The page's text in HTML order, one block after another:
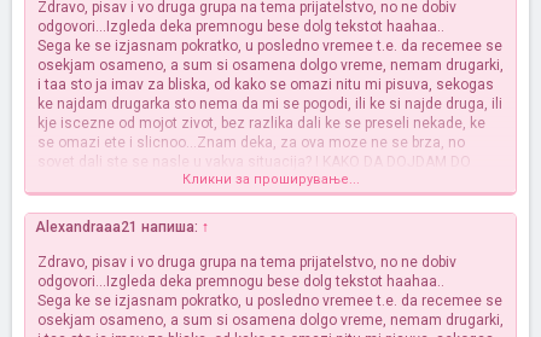
Zdravo, pisav i vo druga grupa na tema prijatelstvo, no ne dobiv
odgovori...Izgleda deka premnogu bese dolg tekstot haahaa..
Sega ke se izjasnam pokratko, u posledno vremee t.e. da recemee se
osekjam osameno, a sum si osamena dolgo vreme, nemam drugarki,
i taa sto ja imav za bliska, od kako se omazi nitu mi pisuva, sekogas
ke najdam drugarka sto nema da mi se pogodi, ili ke si najde druga, ili
kje iscezne od mojot zivot, bez razlika dali ke se preseli nekade, ke
se omazi ete i slicnoo...Znam deka, za ova moze ne se brza, no
sovet dali ste se nasle u vakva situacija? I KAKO DA DOJDAM DO
DRUGAAARKAA, sakam da se zdruzam so nekojaa, mi falat
izleguvanja, zhurki so nekoj, mi se smacii vaka doma, sakam da se
socijaliziram, i vo sredno koga bev bev osamena nekakoo...Osekjam
Кликни за проширување...
Alexandraaa21 напиша: ↑
Zdravo, pisav i vo druga grupa na tema prijatelstvo, no ne dobiv
odgovori...Izgleda deka premnogu bese dolg tekstot haahaa..
Sega ke se izjasnam pokratko, u posledno vremee t.e. da recemee se
osekjam osameno, a sum si osamena dolgo vreme, nemam drugarki,